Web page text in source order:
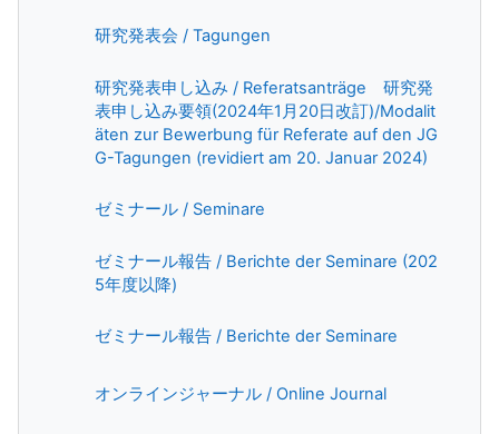
研究発表会 / Tagungen
研究発表申し込み / Referatsanträge 研究発
表申し込み要領(2024年1月20日改訂)/Modalit
äten zur Bewerbung für Referate auf den JG
G-Tagungen (revidiert am 20. Januar 2024)
ゼミナール / Seminare
ゼミナール報告 / Berichte der Seminare (202
5年度以降)
ゼミナール報告 / Berichte der Seminare
オンラインジャーナル / Online JournalPage